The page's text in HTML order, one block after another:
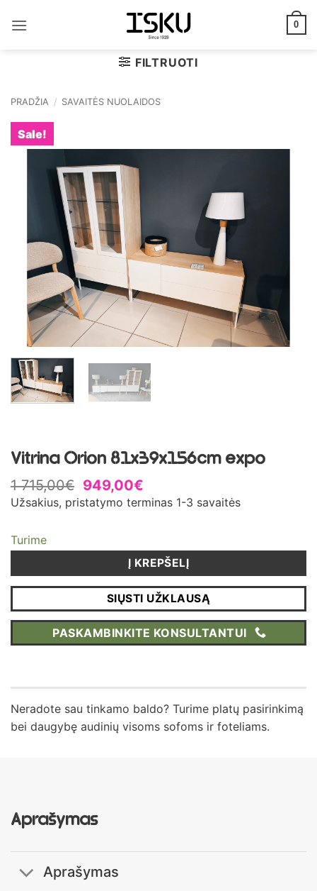
0
FILTRUOTI
PRADŽIA / SAVAITĖS NUOLAIDOS
Sale!
Vitrina Orion 81x39x156cm expo
1 715,00€ Original
price
was:
949,00€
price
Užsakius, pristatymo terminas 1-3 savaitės
Turime
Į KREPŠELĮ
SIŲSTI UŽKLAUSĄ
PASKAMBINKITE KONSULTANTUI
Neradote sau tinkamo baldo? Turime platų pasirinkimą
bei daugybę audinių visoms sofoms ir foteliams.
Aprašymas
Aprašymas